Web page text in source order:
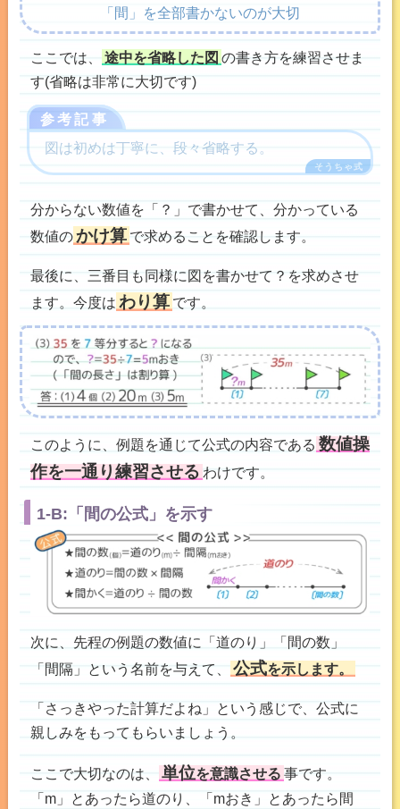
「間」を全部書かないのが大切
ここでは、 途中を省略した図 の書き方を練習させま
す(省略は非常に大切です)
参考記事
図は初めは丁寧に、段々省略する。
分からない数値を「？」で書かせて、分かっている
数値のかけ算 で求めることを確認します。
最後に、三番目も同様に図を書かせて？を求めさせ
ます。今度は わり算 です。
このように、例題を通じて公式の内容である 数値操
作を一通り練習させる わけです。
1-B:「間の公式」を示す
次に、先程の例題の数値に「道のり」「間の数」
「間隔」という名前を与えて、
公式を示します。
「さっきやった計算だよね」という感じで、公式に
親しみをもってもらいましょう。
ここで大切なのは、 単位を意識させる 事です。
「m」とあったら道のり、「mおき」とあったら間